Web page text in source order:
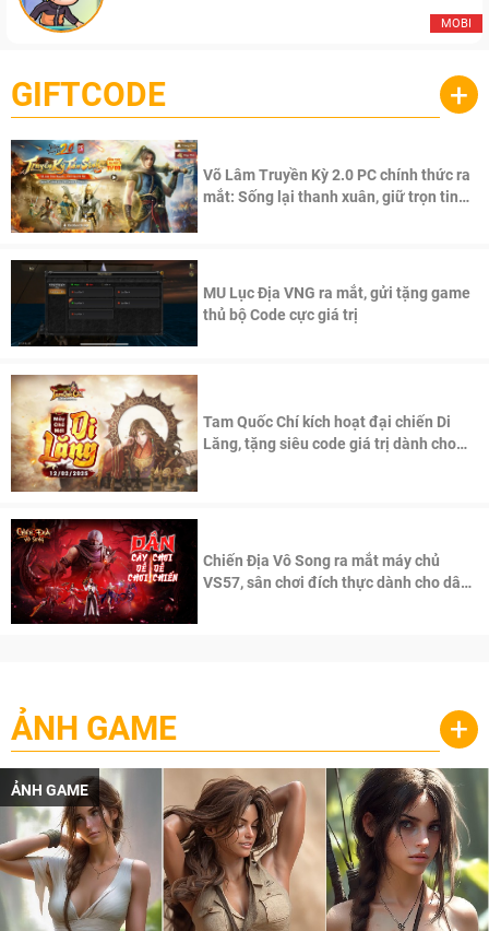
MOBI
GIFTCODE +
Võ Lâm Truyền Kỳ 2.0 PC chính thức ra
mắt: Sống lại thanh xuân, giữ trọn tinh
MU Lục Địa VNG ra mắt, gửi tặng game
thủ bộ Code cực giá trị
Tam Quốc Chí kích hoạt đại chiến Di
Lăng, tặng siêu code giá trị dành cho
Chiến Địa Vô Song ra mắt máy chủ
VS57, sân chơi đích thực dành cho dân
ẢNH GAME +
ẢNH GAME